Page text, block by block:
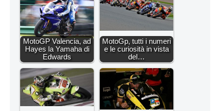
MotoGP Valencia, ad
Hayes la Yamaha di
Edwards
MotoGp, tutti i numeri
e le curiosità in vista
del…